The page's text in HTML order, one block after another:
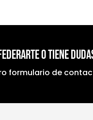
o tiene
formulario de